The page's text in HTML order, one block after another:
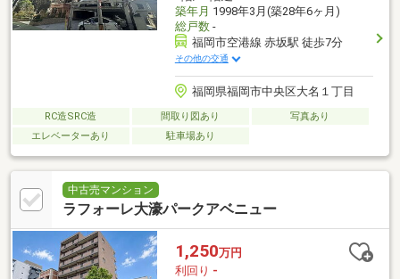
築年月 1998年3月(築28年6ヶ月)
総戸数-
福岡市空港線 赤坂駅 徒歩7分
その他の交通
福岡県福岡市中央区大名１丁目
RC造SRC造 間取り図あり
写真あり
エレベーターあり
駐車場あり
中古売マンション
ラフォーレ大濠パークアベニュー
1,250万円
利回り -